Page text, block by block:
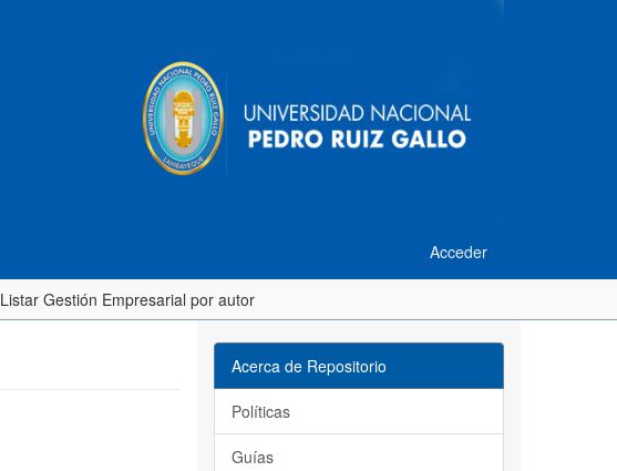
Acceder
Listar Gestión Empresarial por autor
Acerca de Repositorio
Políticas
Guías